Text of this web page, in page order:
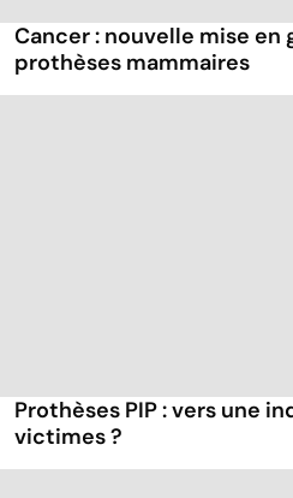
Cancer : nouvelle mise
prothèses mammaires
Prothèses PIP : vers une
victimes ?